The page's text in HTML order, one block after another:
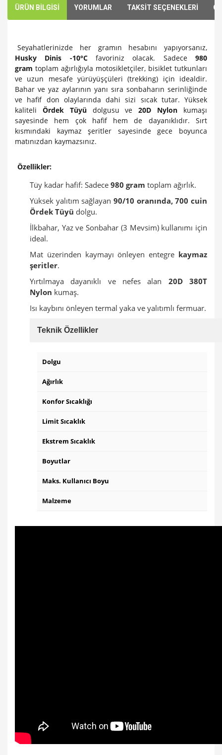
ÜRÜN BİLGİSİ YORUMLAR TAKSİT SEÇENEKLERİ
Seyahatlerinizde her gramın hesabını yapıyorsanız,
Husky Dinis -10°Cfavoriniz olacak. Sadece980
gram toplam ağırlığıyla motosikletçiler, bisiklet tutkunları
ve uzun mesafe yürüyüşçüleri (trekking) için idealdir.
Bahar ve yaz aylarının yanı sıra sonbaharın serinliğinde
ve hafif don olaylarında dahi sizi sıcak tutar. Yüksek
kaliteli Ördek Tüyüdolgusu ve20D Nylon kumaşı
sayesinde hem çok hafif hem de dayanıklıdır. Sırt
kısmındaki kaymaz şeritler sayesinde gece boyunca
matınızdan kaymazsınız.
Özellikler:
Tüy kadar hafif: Sadece 980 gram toplam ağırlık.
Yüksek yalıtım sağlayan 90/10 oranında, 700 cuin
Ördek Tüyü dolgu.
İlkbahar, Yaz ve Sonbahar (3 Mevsim) kullanımı için
ideal.
Mat üzerinden kaymayı önleyen entegre kaymaz
şeritler.
Yırtılmaya dayanıklı ve nefes alan 20D 380T
Nylon kumaş.
Isı kaybını önleyen termal yaka ve yalıtımlı fermuar.
Teknik Özellikler
Dolgu
Ağırlık
Konfor Sıcaklığı
Limit Sıcaklık
Ekstrem Sıcaklık
Boyutlar
Maks. Kullanıcı Boyu
Malzeme